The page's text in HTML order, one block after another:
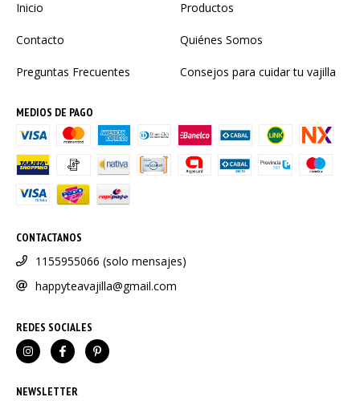
Inicio Productos
Contacto Quiénes Somos
Preguntas Frecuentes Consejos para cuidar tu vajilla
MEDIOS DE PAGO
CONTACTANOS
1155955066 (solo mensajes)
happyteavajilla@gmail.com
REDES SOCIALES
NEWSLETTER